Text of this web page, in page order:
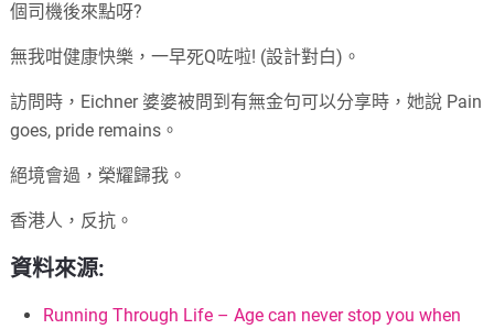
個司機後來點呀?
無我咁健康快樂，一早死Q咗啦! (設計對白)。
訪問時，Eichner 婆婆被問到有無金句可以分享時，她說 Pain
goes, pride remains。
絕境會過，榮耀歸我。
香港人，反抗。
資料來源:
Running Through Life – Age can never stop you when